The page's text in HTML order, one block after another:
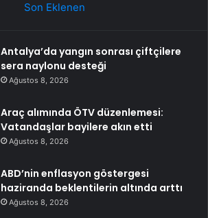
Son Eklenen
Antalya’da yangın sonrası çiftçilere
sera naylonu desteği
Ağustos 8, 2026
Araç alımında ÖTV düzenlemesi:
Vatandaşlar bayilere akın etti
Ağustos 8, 2026
ABD’nin enflasyon göstergesi
haziranda beklentilerin altında arttı
Ağustos 8, 2026